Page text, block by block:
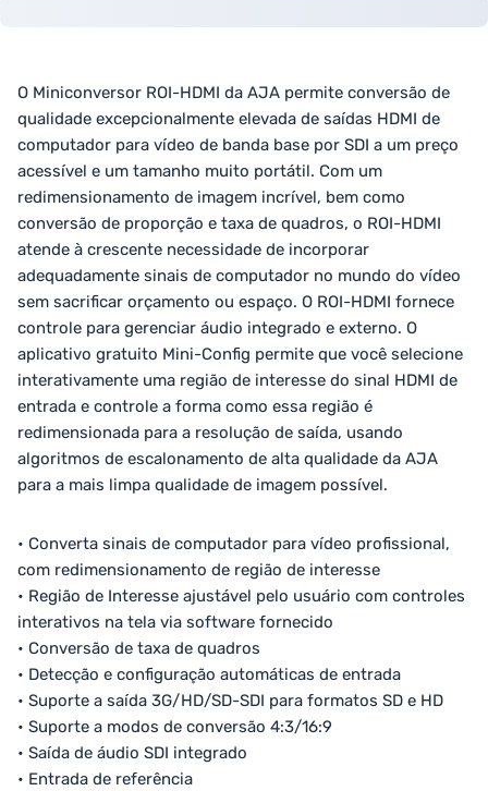
O Miniconversor ROI-HDMI da AJA permite conversão de
qualidade excepcionalmente elevada de saídas HDMI de
computador para vídeo de banda base por SDI a um preço
acessível e um tamanho muito portátil. Com um
redimensionamento de imagem incrível, bem como
conversão de proporção e taxa de quadros, o ROI-HDMI
atende à crescente necessidade de incorporar
adequadamente sinais de computador no mundo do vídeo
sem sacrificar orçamento ou espaço. O ROI-HDMI fornece
controle para gerenciar áudio integrado e externo. O
aplicativo gratuito Mini-Config permite que você selecione
interativamente uma região de interesse do sinal HDMI de
entrada e controle a forma como essa região é
redimensionada para a resolução de saída, usando
algoritmos de escalonamento de alta qualidade da AJA
para a mais limpa qualidade de imagem possível.
• Converta sinais de computador para vídeo profissional,
com redimensionamento de região de interesse
• Região de Interesse ajustável pelo usuário com controles
interativos na tela via software fornecido
• Conversão de taxa de quadros
• Detecção e configuração automáticas de entrada
• Suporte a saída 3G/HD/SD-SDI para formatos SD e HD
• Suporte a modos de conversão 4:3/16:9
• Saída de áudio SDI integrado
• Entrada de referência